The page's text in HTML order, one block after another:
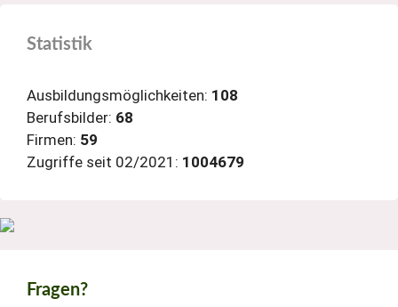
Statistik
Ausbildungsmöglichkeiten: 108
Berufsbilder: 68
Firmen: 59
Zugriffe seit 02/2021: 1004679
Fragen?